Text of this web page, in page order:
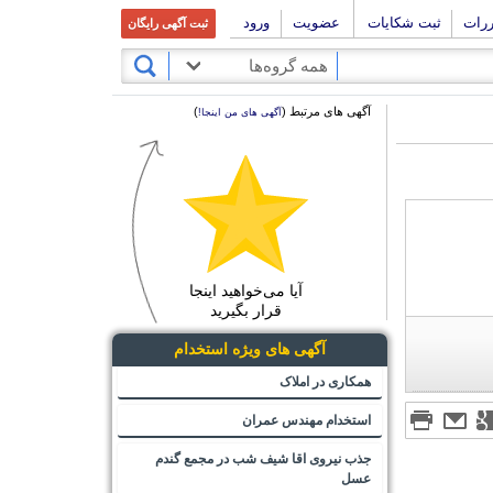
ثبت شکایات عضویت ورود ثبت آگهی رایگان
همه گروه‌ها
آگهی های مرتبط (آگهی های من اینجا!)
آیا می‌خواهید اینجا
قرار بگیرید
آگهی های ویژه استخدام
همکاری در املاک
استخدام مهندس عمران
جذب نیروی اقا شیف شب در مجمع گندم
عسل